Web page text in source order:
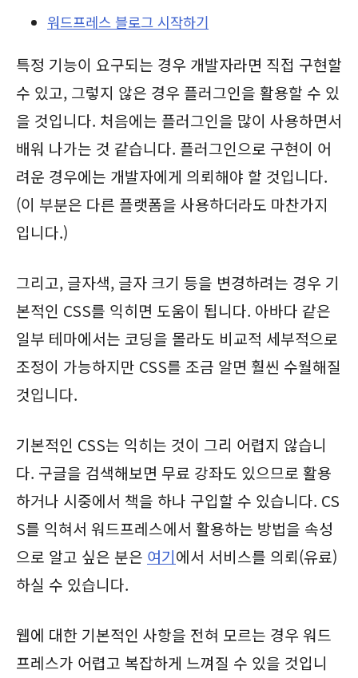
워드프레스 블로그 시작하기
특정 기능이 요구되는 경우 개발자라면 직접 구현할
수 있고, 그렇지 않은 경우 플러그인을 활용할 수 있
을 것입니다. 처음에는 플러그인을 많이 사용하면서
배워 나가는 것 같습니다. 플러그인으로 구현이 어
려운 경우에는 개발자에게 의뢰해야 할 것입니다.
(이 부분은 다른 플랫폼을 사용하더라도 마찬가지
입니다.)
그리고, 글자색, 글자 크기 등을 변경하려는 경우 기
본적인 CSS를 익히면 도움이 됩니다. 아바다 같은
일부 테마에서는 코딩을 몰라도 비교적 세부적으로
조정이 가능하지만 CSS를 조금 알면 훨씬 수월해질
것입니다.
기본적인 CSS는 익히는 것이 그리 어렵지 않습니
다. 구글을 검색해보면 무료 강좌도 있으므로 활용
하거나 시중에서 책을 하나 구입할 수 있습니다. CS
S를 익혀서 워드프레스에서 활용하는 방법을 속성
으로 알고 싶은 분은 여기에서 서비스를 의뢰(유료)
하실 수 있습니다.
웹에 대한 기본적인 사항을 전혀 모르는 경우 워드
프레스가 어렵고 복잡하게 느껴질 수 있을 것입니